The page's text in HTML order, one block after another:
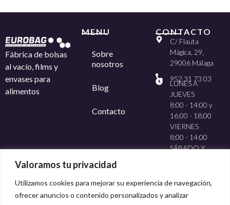
Valoramos tu privacidad
Utilizamos cookies para mejorar su experiencia de navegación,
ofrecer anuncios o contenido personalizados y analizar
Fábrica de bolsas
al vacío, films y
envases para
alimentos
MENU
Sobre
nosotros
Blog
Contacto
CONTACTO
C/ Flauta
Mágica, 29,
29006 Málaga
952 31 73 03
LUNES A
JUEVES
8:00 - 14:00 y
16:00 - 18:00
VIERNES
8:00 - 14:00
SÁBADO Y